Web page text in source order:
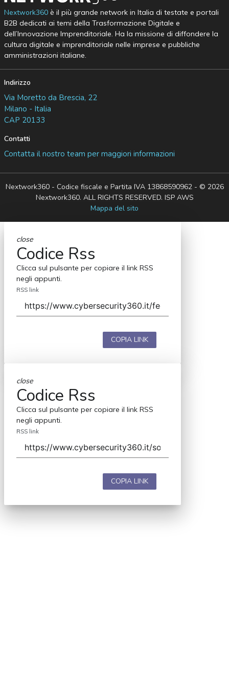
Nextwork360è il più grande network in Italia di testate e portali
B2B dedicati ai temi della Trasformazione Digitale e
dell’Innovazione Imprenditoriale. Ha la missione di diffondere la
cultura digitale e imprenditoriale nelle imprese e pubbliche
amministrazioni italiane.
Indirizzo
Via Moretto da Brescia, 22
Milano - Italia
CAP 20133
Contatti
Contatta il nostro team per maggiori informazioni
Nextwork360 - Codice fiscale e Partita IVA 13868590962 - © 2026
Nextwork360. ALL RIGHTS RESERVED. ISP AWS
Mappa del sito
close
Codice Rss
Clicca sul pulsante per copiare il link RSS
negli appunti.
RSS link
COPIA LINK
close
Codice Rss
Clicca sul pulsante per copiare il link RSS
negli appunti.
RSS link
COPIA LINK